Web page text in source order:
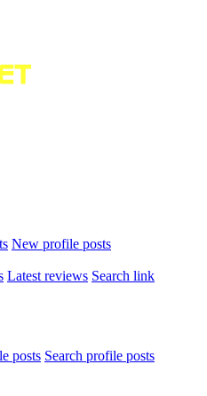
New profile posts
Latest reviews Search link
posts Search profile posts